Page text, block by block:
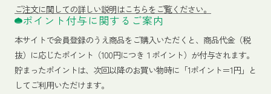
ご注文に関しての詳しい説明はこちらをご覧ください。
ポイント付与に関するご案内
本サイトで会員登録のうえ商品をご購入いただくと、商品代金（税
抜）に応じたポイント（100円につき１ポイント）が付与されます。
貯まったポイントは、次回以降のお買い物時に「1ポイント＝1円」と
してご利用いただけます。